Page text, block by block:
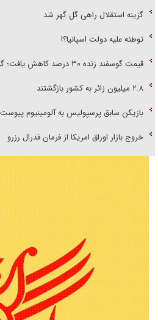
گزینه استقلال راهی گل گهر شد
توطئه علیه دولت اسپانیا؟!
قیمت گوسفند زنده ۳۰ درصد کاهش یافت؛ گوشت ارزان نشد
۲.۸ میلیون زائر به کشور بازگشتند
بازیکن سابق پرسپولیس به آلومینیوم پیوست
خروج بازار اوراق امریکا از فرمان فدرال رزرو